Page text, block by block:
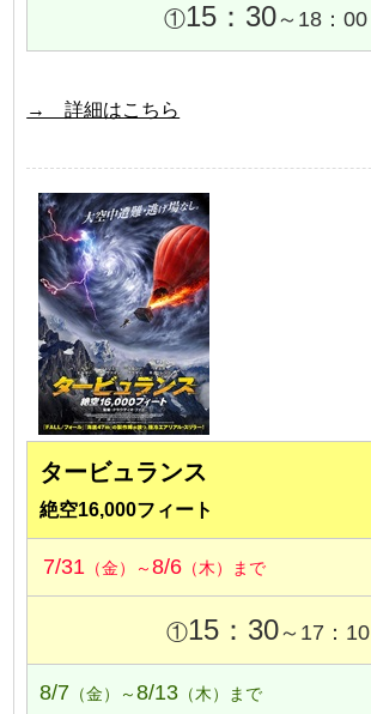
①15：30～18：00
→ 詳細はこちら
タービュランス
絶空16,000フィート
7/31 （金）～8/6 （木）まで
①15：30～17：10
8/7 （金）～8/13 （木）まで